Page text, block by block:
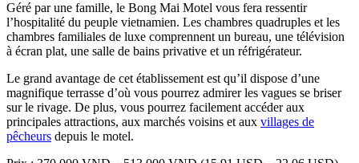
Géré par une famille, le Bong Mai Motel vous fera ressentir
l’hospitalité du peuple vietnamien. Les chambres quadruples et les
chambres familiales de luxe comprennent un bureau, une télévision
à écran plat, une salle de bains privative et un réfrigérateur.
Le grand avantage de cet établissement est qu’il dispose d’une
magnifique terrasse d’où vous pourrez admirer les vagues se briser
sur le rivage. De plus, vous pourrez facilement accéder aux
principales attractions, aux marchés voisins et aux villages de
pêcheurs depuis le motel.